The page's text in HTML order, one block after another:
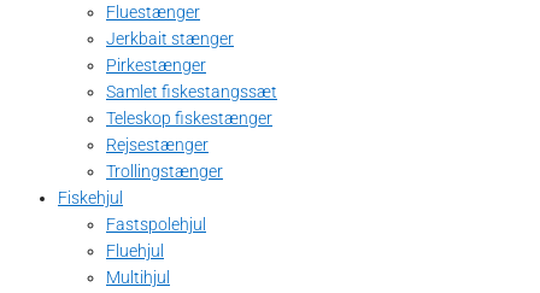
Fluestænger
Jerkbait stænger
Pirkestænger
Samlet fiskestangssæt
Teleskop fiskestænger
Rejsestænger
Trollingstænger
Fiskehjul
Fastspolehjul
Fluehjul
Multihjul